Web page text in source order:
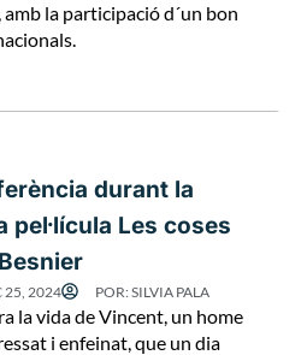
amb la participació d´un bon
durant la
pel·lícula Les coses
25, 2024 POR:SILVIA PALA
la vida de Vincent, un home
i enfeinat, que un dia